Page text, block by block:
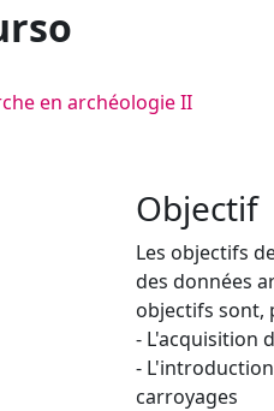
en archéologie II
Objectif
Les objectifs
des données
objectifs sont,
- L'acquisition
-
carroyages